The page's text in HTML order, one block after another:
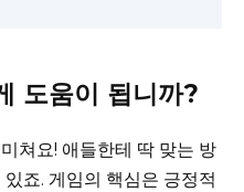
도움이 됩니까?
쳐요! 애들한테 딱 맞는 방
죠. 게임의 핵심은 긍정적